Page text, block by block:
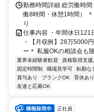
勤務時間詳細 総労働時
働8時間・休憩1時間）
り
仕事内容 ・年間休日121
・【月収例】28万5000
ー＊ 私服OKの相談会も
業界未経験者歓迎 資格取得支援
固定時間制
職場見学可 転勤なし
賞与あり
ブランクOK 育休あり
友達と応募OK
正社員